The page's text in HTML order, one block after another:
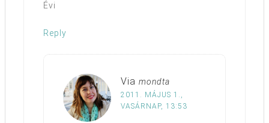
Évi
Reply
Via mondta
2011. MÁJUS 1.,
VASÁRNAP, 13:53